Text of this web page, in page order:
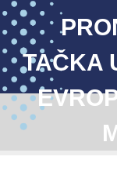
TAČKA